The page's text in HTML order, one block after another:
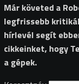
Már követed a
legfrissebb
hírlevél segít
cikkeinket, hogy
a gépek.